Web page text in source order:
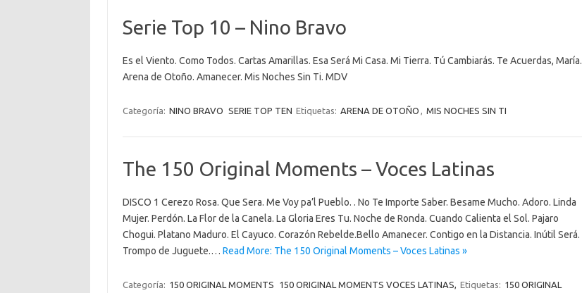
Serie Top 10 – Nino Bravo
Es el Viento. Como Todos. Cartas Amarillas. Esa Será Mi Casa. Mi Tierra. Tú Cambiarás. Te Acuerdas, María.
Arena de Otoño. Amanecer. Mis Noches Sin Ti. MDV
Categoría: NINO BRAVO SERIE TOP TEN Etiquetas: ARENA DE OTOÑO , MIS NOCHES SIN TI
The 150 Original Moments – Voces Latinas
DISCO 1 Cerezo Rosa. Que Sera. Me Voy pa’l Pueblo. . No Te Importe Saber. Besame Mucho. Adoro. Linda
Mujer. Perdón. La Flor de la Canela. La Gloria Eres Tu. Noche de Ronda. Cuando Calienta el Sol. Pajaro
Chogui. Platano Maduro. El Cayuco. Corazón Rebelde.Bello Amanecer. Contigo en la Distancia. Inútil Será.
Trompo de Juguete.… Read More: The 150 Original Moments – Voces Latinas »
Categoría: 150 ORIGINAL MOMENTS 150 ORIGINAL MOMENTS VOCES LATINAS, Etiquetas: 150 ORIGINAL